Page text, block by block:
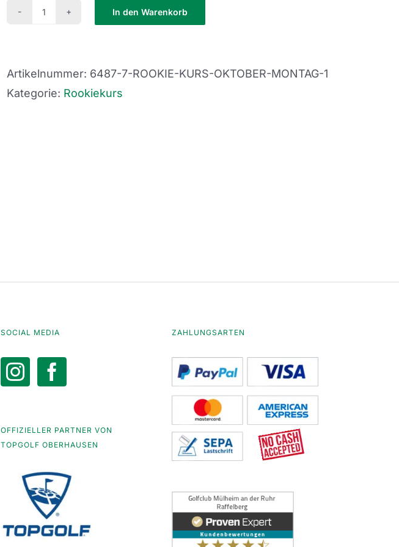
Montag
1
In den Warenkorb
Artikelnummer: 6487-7-ROOKIE-KURS-OKTOBER-MONTAG-1
Kategorie: Rookiekurs
SOCIAL MEDIA
OFFIZIELLER PARTNER VON
TOPGOLF OBERHAUSEN
ZAHLUNGSARTEN